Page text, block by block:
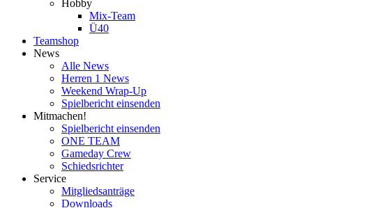
Hobby
Mix-Team
Ü40
Teamshop
News
Alle News
Herren 1 News
Weekend Wrap-Up
Spielbericht einsenden
Mitmachen!
Spielbericht einsenden
ONE TEAM
Gameday Crew
Schiedsrichter
Service
Mitgliedsanträge
Downloads